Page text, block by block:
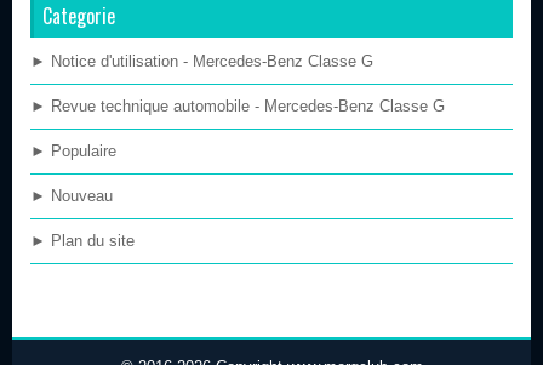
Categorie
► Notice d'utilisation - Mercedes-Benz Classe G
► Revue technique automobile - Mercedes-Benz Classe G
► Populaire
► Nouveau
► Plan du site